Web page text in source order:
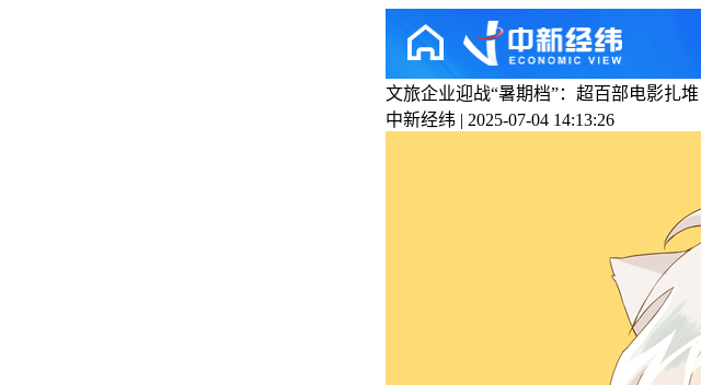
文旅企业迎战“暑期档”：超百部电影扎
中新经纬 | 2025-07-04 14:13:26